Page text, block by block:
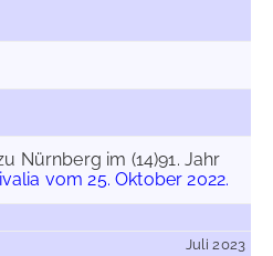
Nürnberg im (14)91. Jahr
vom 25. Oktober 2022.
Juli 2023